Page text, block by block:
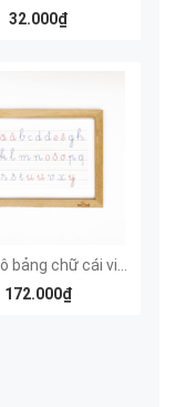
32.000₫
172.000₫